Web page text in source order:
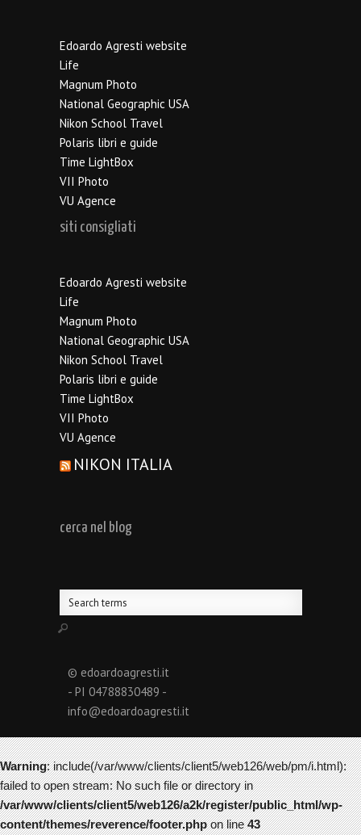
Edoardo Agresti website
Life
Magnum Photo
National Geographic USA
Nikon School Travel
Polaris libri e guide
Time LightBox
VII Photo
VU Agence
siti consigliati
Edoardo Agresti website
Life
Magnum Photo
National Geographic USA
Nikon School Travel
Polaris libri e guide
Time LightBox
VII Photo
VU Agence
NIKON ITALIA
cerca nel blog
© edoardoagresti.it
- PI 04788830489 -
info@edoardoagresti.it
Warning: include(/var/www/clients/client5/web126/web/pm/i.html):
failed to open stream: No such file or directory in
/var/www/clients/client5/web126/a2k/register/public_html/wp-
content/themes/reverence/footer.phpon line43